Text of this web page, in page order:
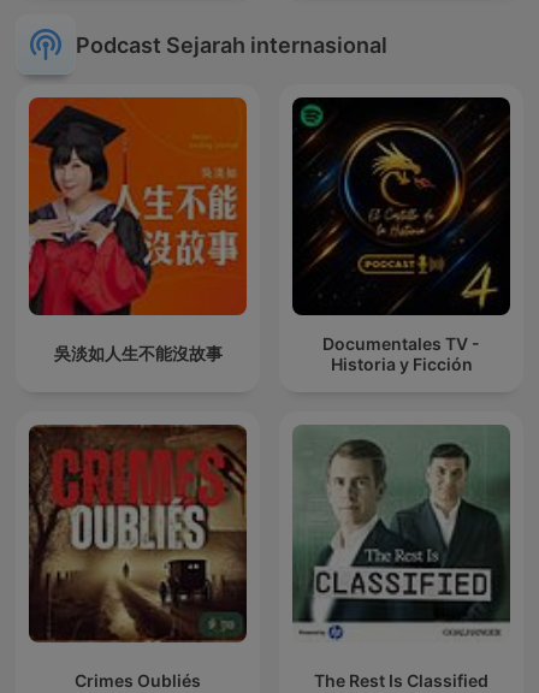
Podcast Sejarah internasional
吳淡如人生不能沒故事
Documentales TV -
Historia y Ficción
Crimes Oubliés The Rest Is Classified